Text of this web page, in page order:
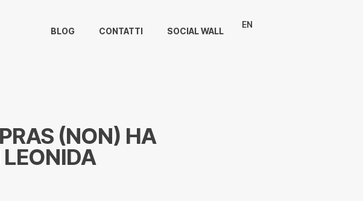
BLOG CONTATTI SOCIAL WALL
EN
(NON) HA
LEONIDA